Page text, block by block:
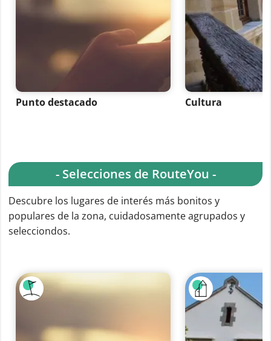
Punto destacado Cultura
- Selecciones de RouteYou -
Descubre los lugares de interés más bonitos y
populares de la zona, cuidadosamente agrupados y
selecciondos.